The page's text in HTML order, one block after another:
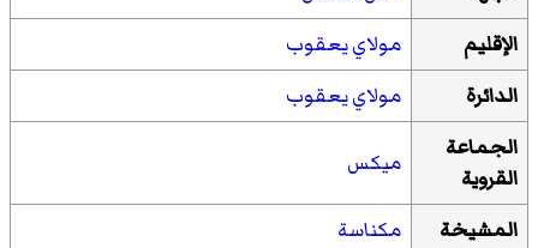
الإقليم
مولاي يعقوب
الدائرة
مولاي يعقوب
الجماعة
القروية
ميكس
المشيخة
مكناسة